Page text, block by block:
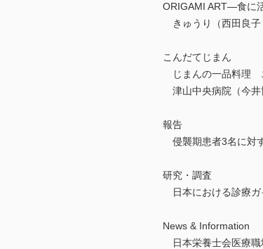
ORIGAMI ART―食に
きゅうり（西田良子
こんだてじまん
じまんの一品料理
津山中央病院（今井
報告
侵襲期患者3名に対
研究・調査
日本における診療ガ
News & Information
日本栄養士会医療職